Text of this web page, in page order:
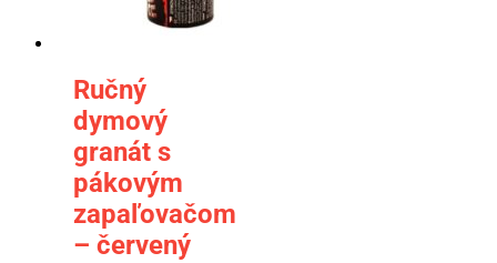
Ručný
dymový
granát s
pákovým
zapaľovačom
– červený